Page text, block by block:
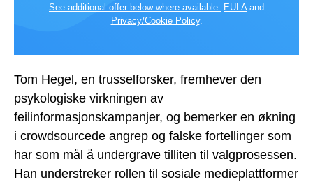
See additional offer below where available. EULAand
Privacy/Cookie Policy.
Tom Hegel, en trusselforsker, fremhever den
psykologiske virkningen av
feilinformasjonskampanjer, og bemerker en økning
i crowdsourcede angrep og falske fortellinger som
har som mål å undergrave tilliten til valgprosessen.
Han understreker rollen til sosiale medieplattformer